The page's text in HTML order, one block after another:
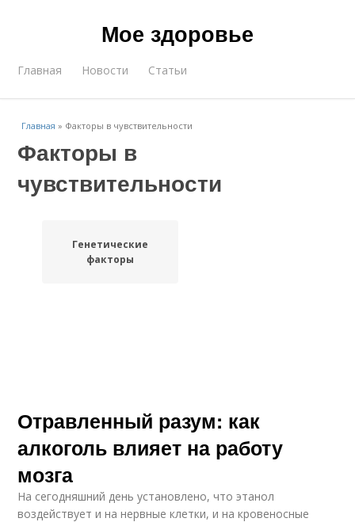
Мое здоровье
Главная Новости Статьи
Главная » Факторы в чувствительности
Факторы в
чувствительности
Генетические
факторы
Отравленный разум: как
алкоголь влияет на работу
мозга
На сегодняшний день установлено, что этанол
воздействует и на нервные клетки, и на кровеносные